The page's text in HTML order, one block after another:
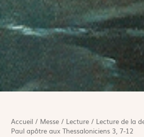
Accueil / Messe / Lecture / Lecture de la
Paul apôtre aux Thessaloniciens 3, 7-12